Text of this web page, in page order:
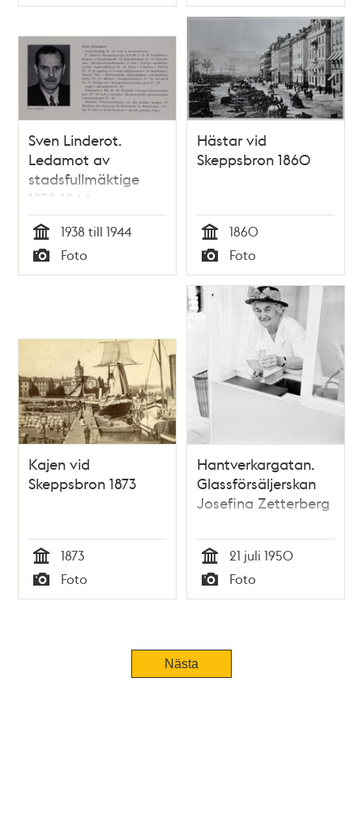
Typ Typ
Sven Linderot.
Ledamot av
stadsfullmäktige
1938-1944
Tid
1938 till 1944
Typ
Foto
Hästar vid
Skeppsbron 1860
Tid
1860
Typ
Foto
Kajen vid
Skeppsbron 1873
Tid
1873
Typ
Foto
Hantverkargatan.
Glassförsäljerskan
Josefina Zetterberg
Tid
21 juli 1950
Typ
Foto
Nästa